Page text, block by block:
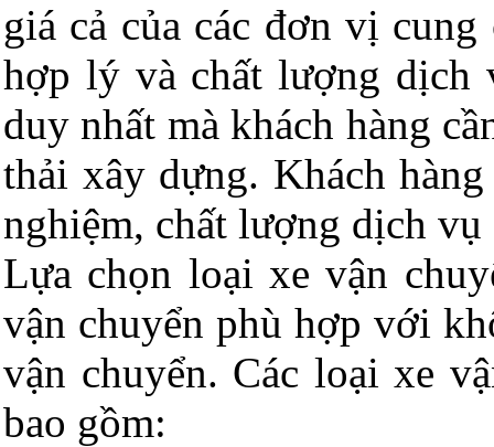
giá cả của các đơn vị
hợp lý và chất lượng dịch
duy nhất mà khách hàng
thải xây dựng. Khách
nghiệm, chất lượng dịch
Lựa chọn loại xe vận
vận chuyển phù hợp với
vận chuyển. Các loại xe
bao gồm: